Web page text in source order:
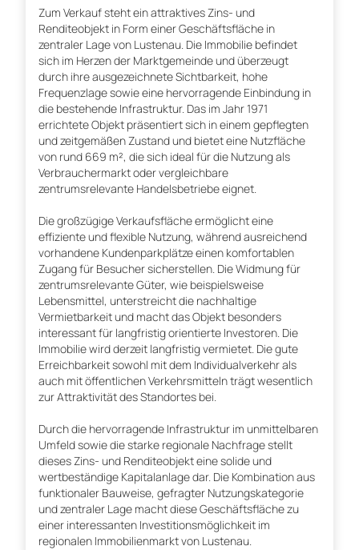
Zum Verkauf steht ein attraktives Zins- und
Renditeobjekt in Form einer Geschäftsfläche in
zentraler Lage von Lustenau. Die Immobilie befindet
sich im Herzen der Marktgemeinde und überzeugt
durch ihre ausgezeichnete Sichtbarkeit, hohe
Frequenzlage sowie eine hervorragende Einbindung in
die bestehende Infrastruktur. Das im Jahr 1971
errichtete Objekt präsentiert sich in einem gepflegten
und zeitgemäßen Zustand und bietet eine Nutzfläche
von rund 669 m², die sich ideal für die Nutzung als
Verbrauchermarkt oder vergleichbare
zentrumsrelevante Handelsbetriebe eignet.
Die großzügige Verkaufsfläche ermöglicht eine
effiziente und flexible Nutzung, während ausreichend
vorhandene Kundenparkplätze einen komfortablen
Zugang für Besucher sicherstellen. Die Widmung für
zentrumsrelevante Güter, wie beispielsweise
Lebensmittel, unterstreicht die nachhaltige
Vermietbarkeit und macht das Objekt besonders
interessant für langfristig orientierte Investoren. Die
Immobilie wird derzeit langfristig vermietet. Die gute
Erreichbarkeit sowohl mit dem Individualverkehr als
auch mit öffentlichen Verkehrsmitteln trägt wesentlich
zur Attraktivität des Standortes bei.
Durch die hervorragende Infrastruktur im unmittelbaren
Umfeld sowie die starke regionale Nachfrage stellt
dieses Zins- und Renditeobjekt eine solide und
wertbeständige Kapitalanlage dar. Die Kombination aus
funktionaler Bauweise, gefragter Nutzungskategorie
und zentraler Lage macht diese Geschäftsfläche zu
einer interessanten Investitionsmöglichkeit im
regionalen Immobilienmarkt von Lustenau.